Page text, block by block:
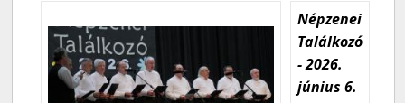
Népzenei
Találkozó
- 2026.
június 6.